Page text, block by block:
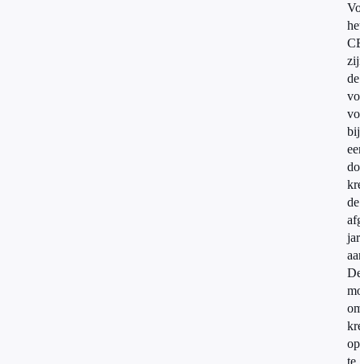
de
de
op
te